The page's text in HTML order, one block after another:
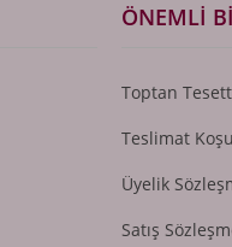
ÖNEMLI
Toptan
Teslimat
Üyelik
Satış